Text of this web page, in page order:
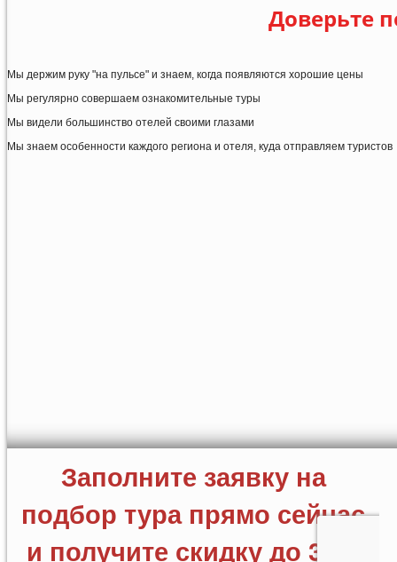
Доверьте
Мы держим руку "на пульсе" и знаем, когда появляются хорошие цены
Мы регулярно совершаем ознакомительные туры
Мы видели большинство отелей своими глазами
Мы знаем особенности каждого региона и отеля, куда отправляем туристов